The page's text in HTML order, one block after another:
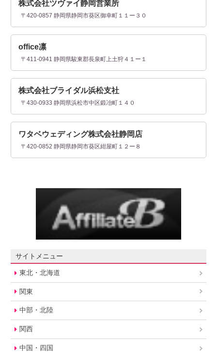
株式会社ツヴァイ静岡営業所
〒420-0857 静岡県静岡市葵区御幸町１１ー３０
office凛
〒411-0941 静岡県駿東郡長泉町上土狩４１ー１
株式会社ブライダル浜松支社
〒430-0933 静岡県浜松市中区鍛冶町１４０
ワタベウェディング株式会社静岡店
〒420-0852 静岡県静岡市葵区紺屋町１２ー８
サイトメニュー
東北・北海道
関東
中部・北陸
関西
中国・四国